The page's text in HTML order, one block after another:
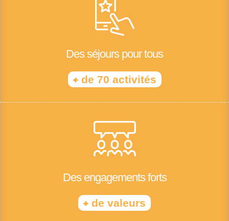
Des séjours pour tous
+de 70 activités
Des engagements forts
+ de valeurs